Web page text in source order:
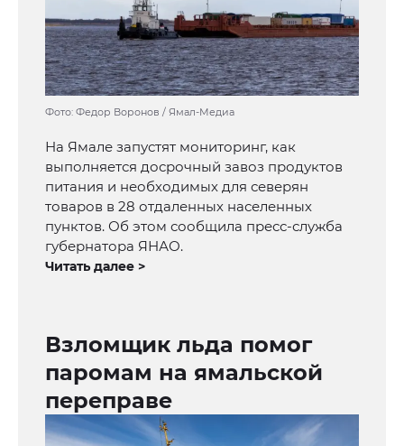
Фото: Федор Воронов / Ямал-Медиа
На Ямале запустят мониторинг, как
выполняется досрочный завоз продуктов
питания и необходимых для северян
товаров в 28 отдаленных населенных
пунктов. Об этом сообщила пресс-служба
губернатора ЯНАО.
Читать далее >
Взломщик льда помог
паромам на ямальской
переправе